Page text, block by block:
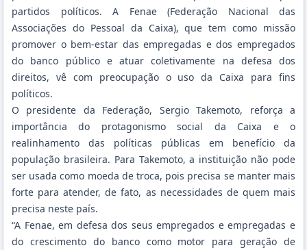
partidos políticos. A Fenae (Federação Nacional das
Associações do Pessoal da Caixa), que tem como missão
promover o bem-estar das empregadas e dos empregados
do banco público e atuar coletivamente na defesa dos
direitos, vê com preocupação o uso da Caixa para fins
políticos.
O presidente da Federação, Sergio Takemoto, reforça a
importância do protagonismo social da Caixa e o
realinhamento das políticas públicas em benefício da
população brasileira. Para Takemoto, a instituição não pode
ser usada como moeda de troca, pois precisa se manter mais
forte para atender, de fato, as necessidades de quem mais
precisa neste país.
“A Fenae, em defesa dos seus empregados e empregadas e
do crescimento do banco como motor para geração de